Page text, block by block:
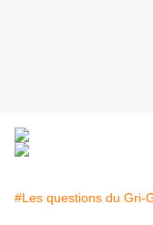
#Les questions du Gri-